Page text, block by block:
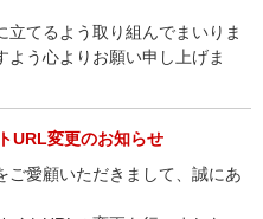
てるよう取り組んでまいりま
う心よりお願い申し上げま
URL変更のお知らせ
ご愛顧いただきまして、誠にあ